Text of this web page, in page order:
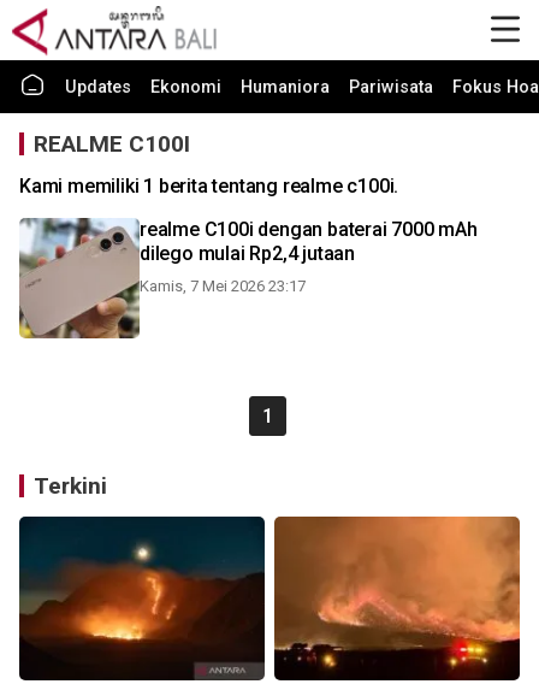
Updates Ekonomi Humaniora Pariwisata Fokus
REALME C100I
Kami memiliki 1 berita tentang realme c100i.
realme C100i dengan baterai 7000 mAh
dilego mulai Rp2,4 jutaan
Kamis, 7 Mei 2026 23:17
1
Terkini